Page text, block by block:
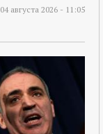
04 августа 2026 - 11:05